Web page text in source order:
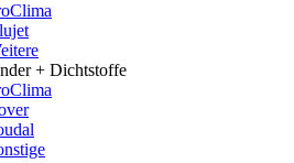
+ Dichtstoffe